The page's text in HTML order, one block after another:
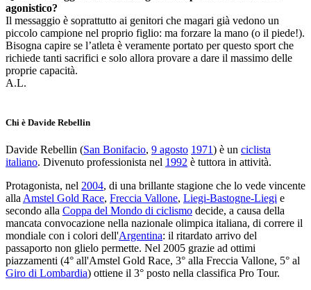
agonistico?
Il messaggio è soprattutto ai genitori che magari già vedono un
piccolo campione nel proprio figlio: ma forzare la mano (o il piede!).
Bisogna capire se l’atleta è veramente portato per questo sport che
richiede tanti sacrifici e solo allora provare a dare il massimo delle
proprie capacità.
A.L.
Chi è Davide Rebellin
Davide Rebellin (San Bonifacio, 9 agosto 1971) è un ciclista
italiano. Divenuto professionista nel 1992 è tuttora in attività.
Protagonista, nel 2004, di una brillante stagione che lo vede vincente
alla Amstel Gold Race, Freccia Vallone, Liegi-Bastogne-Liegi e
secondo alla Coppa del Mondo di ciclismo decide, a causa della
mancata convocazione nella nazionale olimpica italiana, di correre il
mondiale con i colori dell'Argentina: il ritardato arrivo del
passaporto non glielo permette. Nel 2005 grazie ad ottimi
piazzamenti (4° all'Amstel Gold Race, 3° alla Freccia Vallone, 5° al
Giro di Lombardia) ottiene il 3° posto nella classifica Pro Tour.